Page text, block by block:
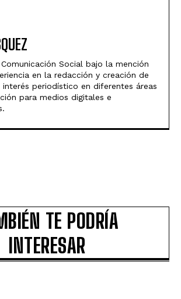
Social bajo la mención
en la redacción y creación de
periodístico en diferentes áreas
para medios digitales e
TE PODRÍA
INTERESAR